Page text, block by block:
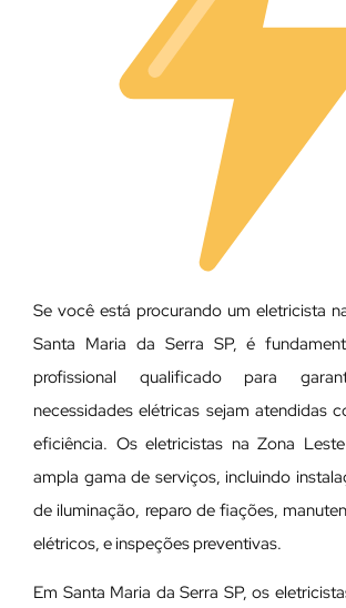
Se você está procurando um eletricista
Santa Maria da Serra SP, é
profissional qualificado para
necessidades elétricas sejam atendidas
eficiência. Os eletricistas na Zona
ampla gama de serviços, incluindo
de iluminação, reparo de fiações,
elétricos, e inspeções preventivas.
Em Santa Maria da Serra SP, os